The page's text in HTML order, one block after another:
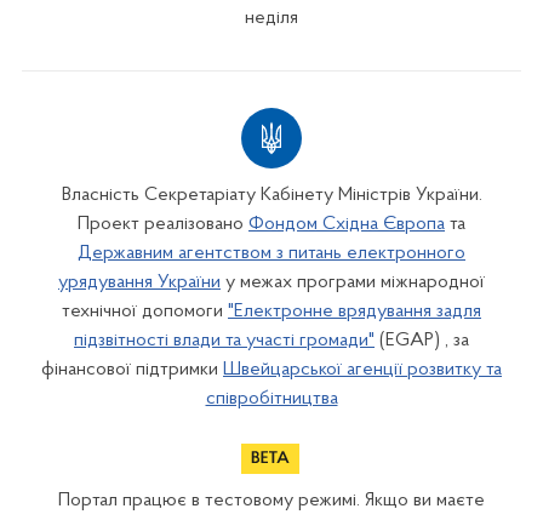
неділя
Власність Секретаріату Кабінету Міністрів України.
Проект реалізовано Фондом Східна Європа та
Державним агентством з питань електронного
урядування України у межах програми міжнародної
технічної допомоги "Електронне врядування задля
підзвітності влади та участі громади" (EGAP) , за
фінансової підтримки Швейцарської агенції розвитку та
співробітництва
Портал працює в тестовому режимі. Якщо ви маєте